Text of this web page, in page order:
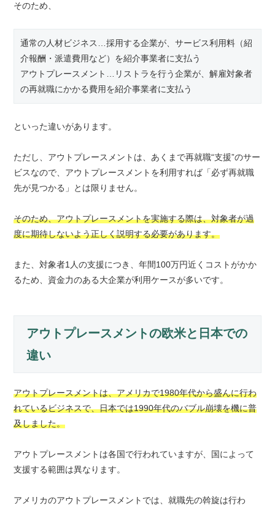
そのため、
通常の人材ビジネス…採用する企業が、サービス利用料（紹
介報酬・派遣費用など）を紹介事業者に支払う
アウトプレースメント…リストラを行う企業が、解雇対象者
の再就職にかかる費用を紹介事業者に支払う
といった違いがあります。
ただし、アウトプレースメントは、あくまで再就職“支援”のサー
ビスなので、アウトプレースメントを利用すれば「必ず再就職
先が見つかる」とは限りません。
そのため、アウトプレースメントを実施する際は、対象者が過
度に期待しないよう正しく説明する必要があります。
また、対象者1人の支援につき、年間100万円近くコストがかか
るため、資金力のある大企業が利用ケースが多いです。
アウトプレースメントの欧米と日本での
違い
アウトプレースメントは、アメリカで1980年代から盛んに行わ
れているビジネスで、日本では1990年代のバブル崩壊を機に普
及しました。
アウトプレースメントは各国で行われていますが、国によって
支援する範囲は異なります。
アメリカのアウトプレースメントでは、就職先の斡旋は行わ